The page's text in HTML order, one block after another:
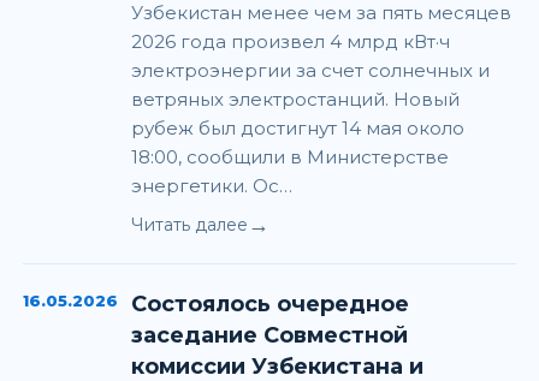
Узбекистан менее чем за пять месяцев
2026 года произвел 4 млрд кВт·ч
электроэнергии за счет солнечных и
ветряных электростанций. Новый
рубеж был достигнут 14 мая около
18:00, сообщили в Министерстве
энергетики. Ос…
Читать далее →
16.05.2026
Состоялось очередное
заседание Совместной
комиссии Узбекистана и